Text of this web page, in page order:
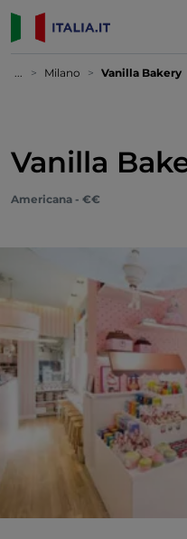
... Milano Vanilla Bakery
Vanilla
Americana - €€